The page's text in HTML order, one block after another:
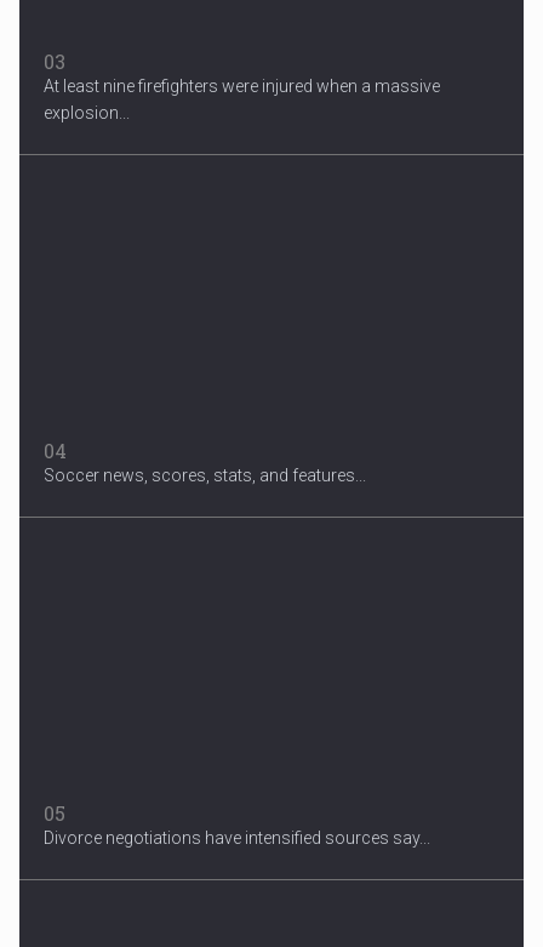
03
At least nine firefighters were injured when a massive
explosion...
04
Soccer news, scores, stats, and features...
05
Divorce negotiations have intensified sources say...